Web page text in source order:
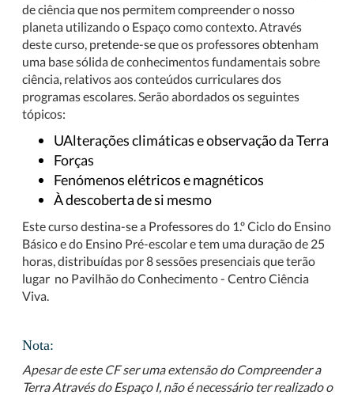
de ciência que nos permitem compreender o nosso
planeta utilizando o Espaço como contexto. Através
deste curso, pretende-se que os professores obtenham
uma base sólida de conhecimentos fundamentais sobre
ciência, relativos aos conteúdos curriculares dos
programas escolares. Serão abordados os seguintes
tópicos:
UAlterações climáticas e observação da Terra
Forças
Fenómenos elétricos e magnéticos
À descoberta de si mesmo
Este curso destina-se a Professores do 1.º Ciclo do Ensino
Básico e do Ensino Pré-escolar e tem uma duração de 25
horas, distribuídas por 8 sessões presenciais que terão
lugar no Pavilhão do Conhecimento - Centro Ciência
Viva.
Nota:
Apesar de este CF ser uma extensão do Compreender a
Terra Através do Espaço I, não é necessário ter realizado o